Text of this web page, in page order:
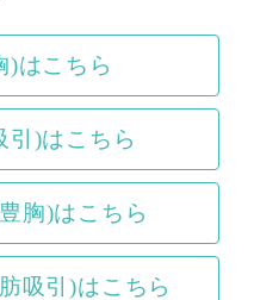
)はこちら
引)はこちら
胸)はこちら
吸引)はこちら